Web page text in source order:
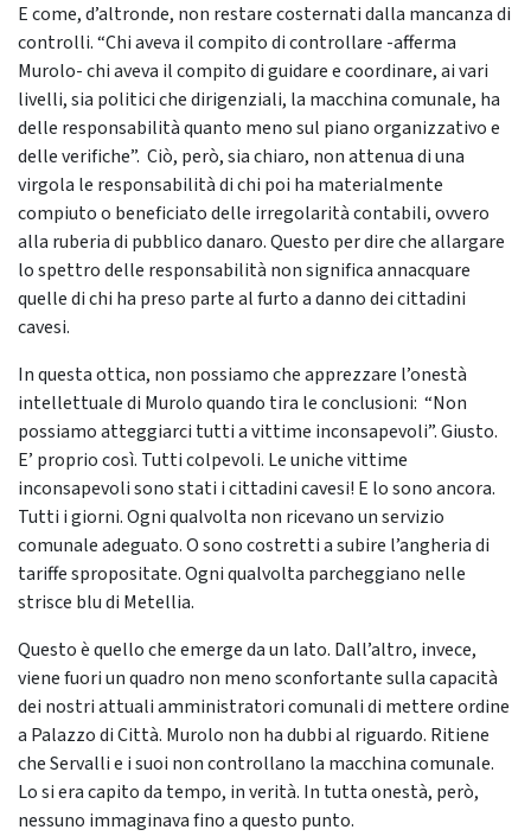
E come, d’altronde, non restare costernati dalla mancanza di
controlli. “Chi aveva il compito di controllare -afferma
Murolo- chi aveva il compito di guidare e coordinare, ai vari
livelli, sia politici che dirigenziali, la macchina comunale, ha
delle responsabilità quanto meno sul piano organizzativo e
delle verifiche”. Ciò, però, sia chiaro, non attenua di una
virgola le responsabilità di chi poi ha materialmente
compiuto o beneficiato delle irregolarità contabili, ovvero
alla ruberia di pubblico danaro. Questo per dire che allargare
lo spettro delle responsabilità non significa annacquare
quelle di chi ha preso parte al furto a danno dei cittadini
cavesi.
In questa ottica, non possiamo che apprezzare l’onestà
intellettuale di Murolo quando tira le conclusioni: “Non
possiamo atteggiarci tutti a vittime inconsapevoli”. Giusto.
E’ proprio così. Tutti colpevoli. Le uniche vittime
inconsapevoli sono stati i cittadini cavesi! E lo sono ancora.
Tutti i giorni. Ogni qualvolta non ricevano un servizio
comunale adeguato. O sono costretti a subire l’angheria di
tariffe spropositate. Ogni qualvolta parcheggiano nelle
strisce blu di Metellia.
Questo è quello che emerge da un lato. Dall’altro, invece,
viene fuori un quadro non meno sconfortante sulla capacità
dei nostri attuali amministratori comunali di mettere ordine
a Palazzo di Città. Murolo non ha dubbi al riguardo. Ritiene
che Servalli e i suoi non controllano la macchina comunale.
Lo si era capito da tempo, in verità. In tutta onestà, però,
nessuno immaginava fino a questo punto.